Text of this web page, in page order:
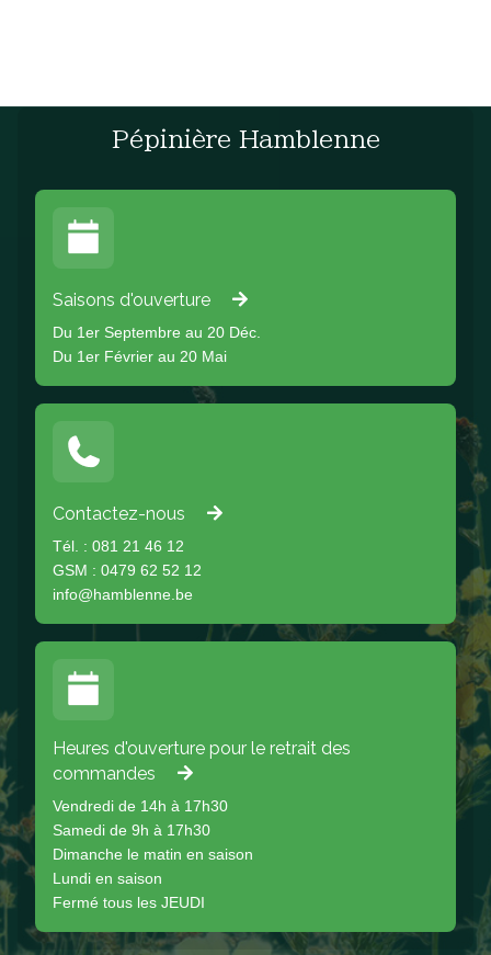
Pépinière Hamblenne
Saisons d'ouverture
Du 1er Septembre au 20 Déc.
Du 1er Février au 20 Mai
Contactez-nous
Tél. : 081 21 46 12
GSM : 0479 62 52 12
info@hamblenne.be
Heures d'ouverture pour le retrait des
commandes
Vendredi de 14h à 17h30
Samedi de 9h à 17h30
Dimanche le matin en saison
Lundi en saison
Fermé tous les JEUDI